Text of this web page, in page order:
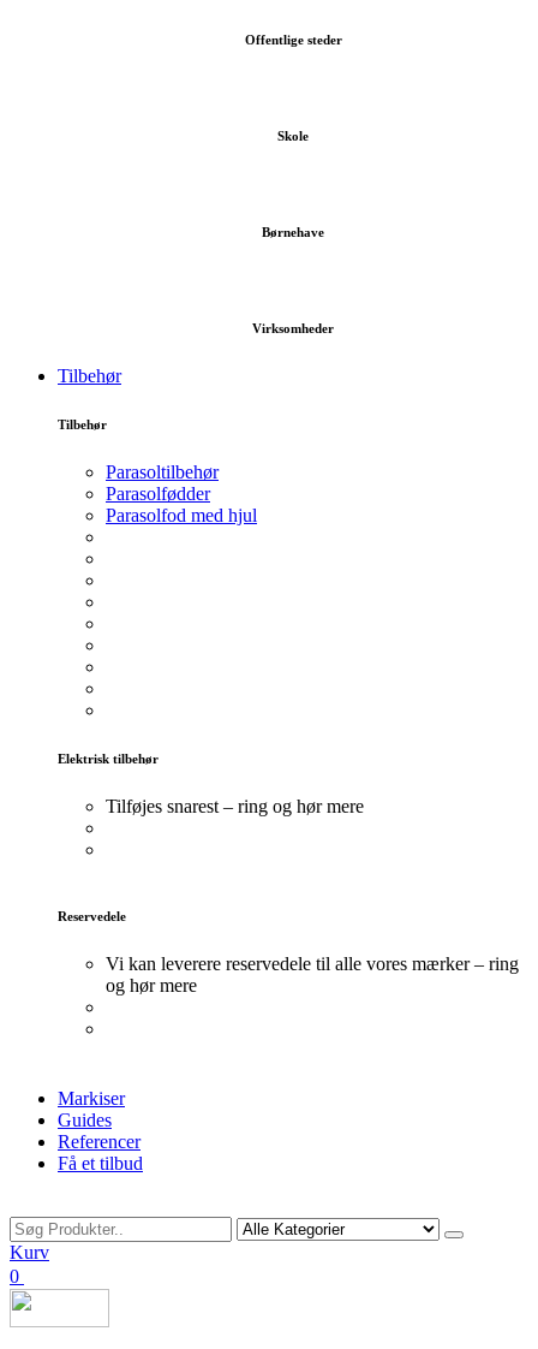
Offentlige steder
Skole
Børnehave
Virksomheder
Tilbehør
Tilbehør
Parasoltilbehør
Parasolfødder
Parasolfod med hjul
Elektrisk tilbehør
Tilføjes snarest – ring og hør mere
Reservedele
Vi kan leverere reservedele til alle vores mærker – ring
og hør mere
Markiser
Guides
Referencer
Få et tilbud
Kurv
0